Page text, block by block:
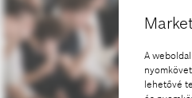
A
lehetővé